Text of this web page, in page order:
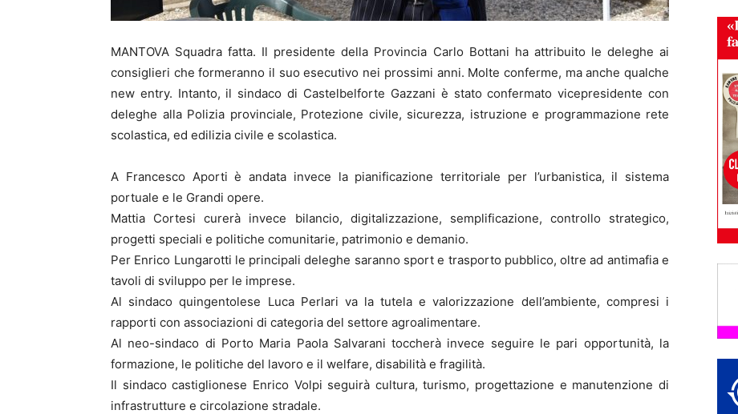
MANTOVA Squadra fatta. Il presidente della Provincia Carlo Bottani ha attribuito le deleghe ai
consiglieri che formeranno il suo esecutivo nei prossimi anni. Molte conferme, ma anche qualche
new entry. Intanto, il sindaco di Castelbelforte Gazzani è stato confermato vicepresidente con
deleghe alla Polizia provinciale, Protezione civile, sicurezza, istruzione e programmazione rete
scolastica, ed edilizia civile e scolastica.
A Francesco Aporti è andata invece la pianificazione territoriale per l’urbanistica, il sistema
portuale e le Grandi opere.
Mattia Cortesi curerà invece bilancio, digitalizzazione, semplificazione, controllo strategico,
progetti speciali e politiche comunitarie, patrimonio e demanio.
Per Enrico Lungarotti le principali deleghe saranno sport e trasporto pubblico, oltre ad antimafia e
tavoli di sviluppo per le imprese.
Al sindaco quingentolese Luca Perlari va la tutela e valorizzazione dell’ambiente, compresi i
rapporti con associazioni di categoria del settore agroalimentare.
Al neo-sindaco di Porto Maria Paola Salvarani toccherà invece seguire le pari opportunità, la
formazione, le politiche del lavoro e il welfare, disabilità e fragilità.
Il sindaco castiglionese Enrico Volpi seguirà cultura, turismo, progettazione e manutenzione di
infrastrutture e circolazione stradale.